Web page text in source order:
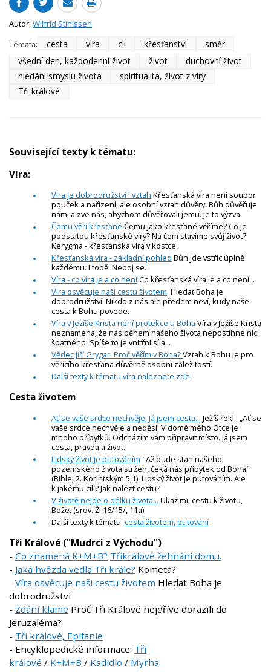
Autor: Wilfrid Stinissen
Témata:
cesta víra cíl křesťanství
směr
všední den, každodenní život
život
duchovní život
hledání smyslu života
spiritualita, život z víry
Tři králové
Související texty k tématu:
Víra:
Víra je dobrodružství i vztah Křesťanská víra není soubor
pouček a nařízení, ale osobní vztah důvěry. Bůh důvěřuje
nám, a zve nás, abychom důvěřovali jemu. Je to výzva.
Čemu věří křesťané Čemu jako křesťané věříme? Co je
podstatou křesťanské víry? Na čem stavíme svůj život?
Kerygma - křesťanská víra v kostce.
Křesťanská víra - základní pohled Bůh jde vstříc úplně
každému. I tobě! Neboj se.
Víra - co víra je a co neníCo křesťanská víra je a co není...
Víra osvěcuje naši cestu životem Hledat Boha je
dobrodružství. Nikdo z nás ale předem neví, kudy naše
cesta k Bohu povede.
Víra v Ježíše Krista není protekce u Boha Víra v Ježíše Krista
neznamená, že nás během našeho života nepostihne nic
špatného. Spíše to je vnitřní síla...
Vědec Jiří Grygar: Proč věřím v Boha?Vztah k Bohu je pro
věřícího křesťana důvěrně osobní záležitostí.
Další texty k tématu víra naleznete zde
Cesta životem
Ať se vaše srdce nechvěje! Já jsem cesta... Ježíš řekl: „Ať se
vaše srdce nechvěje a neděsí! V domě mého Otce je
mnoho příbytků. Odcházím vám připravit místo. Já jsem
cesta, pravda a život.
Lidský život je putováním "Až bude stan našeho
pozemského života stržen, čeká nás příbytek od Boha"
(Bible, 2. Korintským 5,1). Lidský život je putováním. Ale
k jakému cíli? Jak nalézt cestu?
V životě nejde o délku života... Ukaž mi, cestu k životu,
Bože. (srov. Žl 16/15/, 11a)
Další texty k tématu: cesta životem, putování
Tři Králové ("Mudrci z Východu")
- Co znamená K+M+B? Tříkrálové žehnání domu.
- Jaká hvězda vedla Tři krále? Kometa?
- Víra osvěcuje naši cestu životem Hledat Boha je
dobrodružství
- Zdání klame Proč Tři Králové nejdříve dorazili do
Jeruzaléma?
- Tři králové, Epifanie
- Encyklopedické informace: Tři
králové / K+M+B / Kadidlo / Myrha